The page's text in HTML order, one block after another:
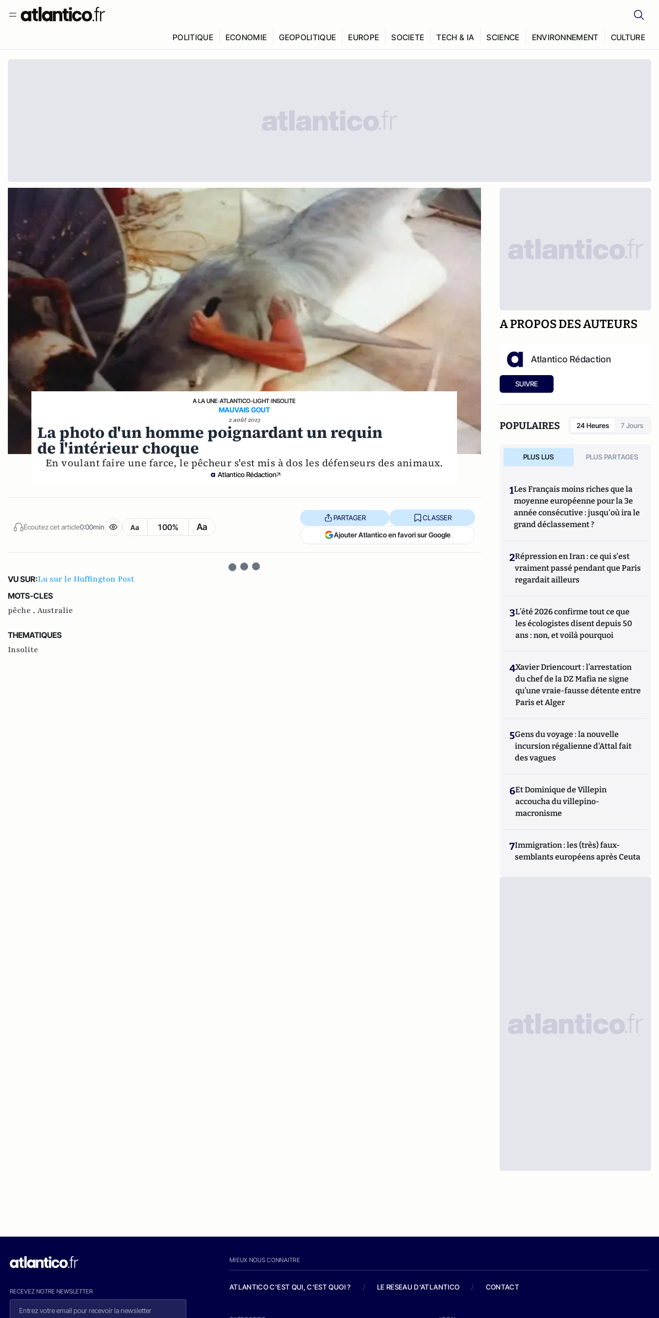
POLITIQUE ECONOMIE GEOPOLITIQUE EUROPE SOCIETE TECH & IA SCIENCE ENVIRONNEMENT CULTURE
A LA UNE›ATLANTICO-LIGHT›INSOLITE
MAUVAIS GOUT
2 août 2013
La photo d'un homme poignardant un requin
de l'intérieur choque
En voulant faire une farce, le pêcheur s'est mis à dos les défenseurs des animaux.
Atlantico Rédaction
Écoutez cet article0:00min Aa 100% Aa
PARTAGER CLASSER
Ajouter Atlantico en favori sur Google
VU SUR:Lu sur le Huffington Post
MOTS-CLES
pêche , Australie
THEMATIQUES
Insolite
A PROPOS DES AUTEURS
Atlantico Rédaction
SUIVRE
POPULAIRES 24 Heures 7 Jours
PLUS LUS PLUS PARTAGES
1Les Français moins riches que la
moyenne européenne pour la 3e
année consécutive : jusqu'où ira le
grand déclassement ?
2Répression en Iran : ce qui s'est
vraiment passé pendant que Paris
regardait ailleurs
3L’été 2026 confirme tout ce que
les écologistes disent depuis 50
ans : non, et voilà pourquoi
4Xavier Driencourt : l’arrestation
du chef de la DZ Mafia ne signe
qu’une vraie-fausse détente entre
Paris et Alger
5Gens du voyage : la nouvelle
incursion régalienne d'Attal fait
des vagues
6Et Dominique de Villepin
accoucha du villepino-
macronisme
7Immigration : les (très) faux-
semblants européens après Ceuta
RECEVEZ NOTRE NEWSLETTER
MIEUX NOUS CONNAITRE
ATLANTICO C'EST QUI, C'EST QUOI ? / LE RESEAU D'ATLANTICO / CONTACT